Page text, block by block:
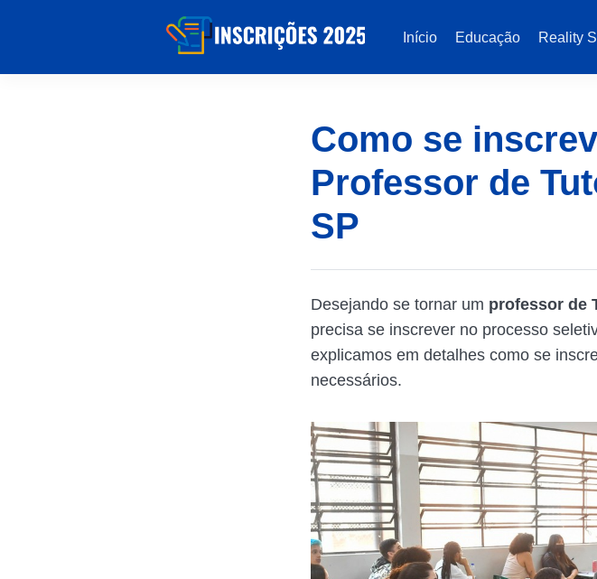
Início Educação Reality
Como se
Professor de
SP
Desejando se tornar um professor de
precisa se inscrever no processo
explicamos em detalhes como se
necessários.